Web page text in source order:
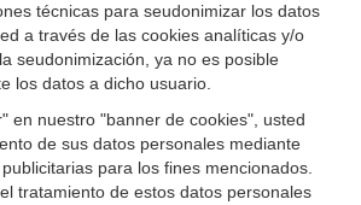
técnicas para seudonimizar los datos
a través de las cookies analíticas y/o
seudonimización, ya no es posible
los datos a dicho usuario.
en nuestro "banner de cookies", usted
de sus datos personales mediante
para los fines mencionados.
tratamiento de estos datos personales